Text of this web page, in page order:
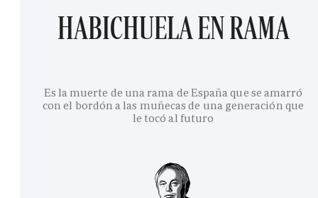
HABICHUELA EN RAMA
Es la muerte de una rama de España que se amarró
con el bordón a las muñecas de una generación que
le tocó al futuro